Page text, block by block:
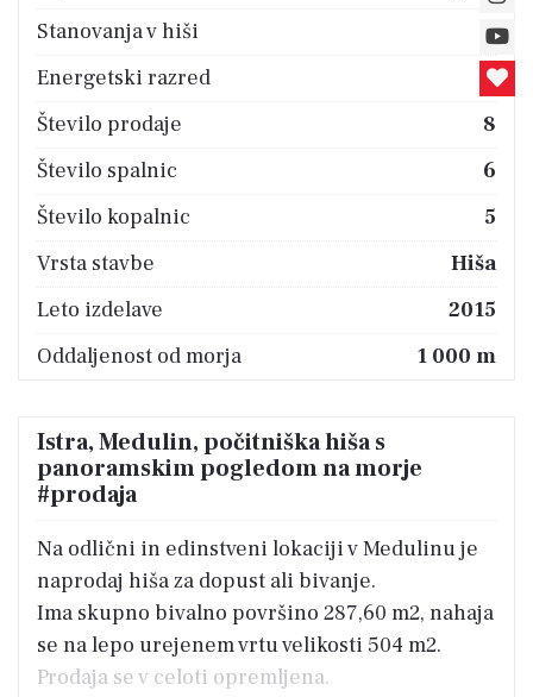
Stanovanja v hiši
2
Energetski razred
B
Število prodaje
8
Število spalnic
6
Število kopalnic
5
Vrsta stavbe
Hiša
Leto izdelave
2015
Oddaljenost od morja
1 000 m
Istra, Medulin, počitniška hiša s
panoramskim pogledom na morje
#prodaja
Na odlični in edinstveni lokaciji v Medulinu je
naprodaj hiša za dopust ali bivanje.
Ima skupno bivalno površino 287,60 m2, nahaja
se na lepo urejenem vrtu velikosti 504 m2.
Prodaja se v celoti opremljena.